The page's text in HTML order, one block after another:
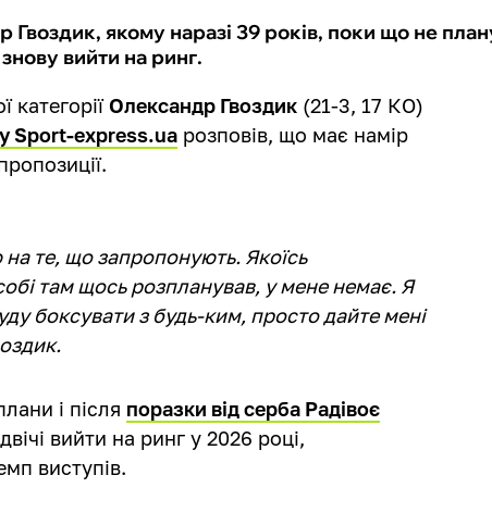
якому наразі 39 років, поки що не
вийти на ринг.
категорії Олександр Гвоздик (21-3, 17 КО)
Sport-express.ua розповів, що має намір
те, що запропонують. Якоїсь
там щось розпланував, у мене немає. Я
боксувати з будь-ким, просто дайте мені
і після поразки від серба Радівоє
вийти на ринг у 2026 році,
виступів.